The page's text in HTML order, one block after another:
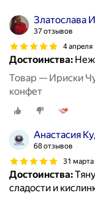
Златослава
37 отзывов
4 апреля
Достоинства:
Товар — Ириски
конфет
Анастасия
68 отзывов
31 марта
Достоинства:
сладости и